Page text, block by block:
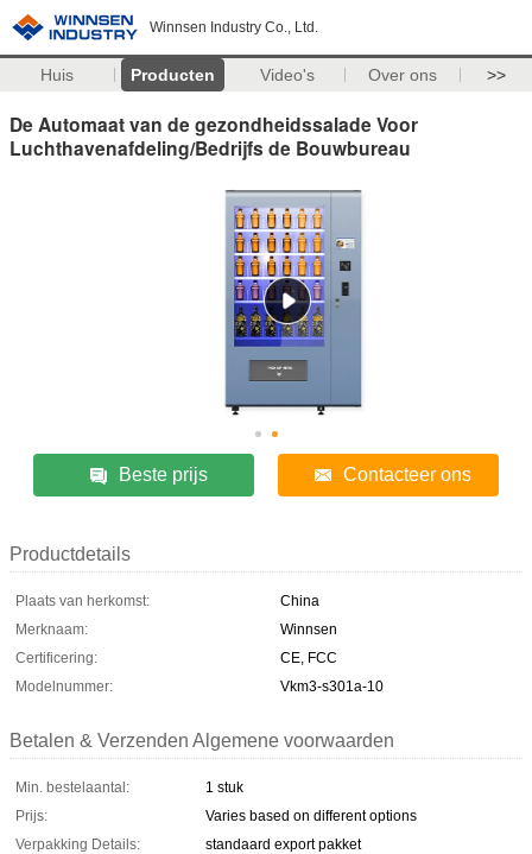
Winnsen Industry Co., Ltd.
Huis Producten Video's Over ons >>
De Automaat van de gezondheidssalade Voor
Luchthavenafdeling/Bedrijfs de Bouwbureau
Beste prijs Contacteer ons
Productdetails
Plaats van herkomst:
China
Merknaam:
Winnsen
Certificering:
CE, FCC
Modelnummer:
Vkm3-s301a-10
Betalen & Verzenden Algemene voorwaarden
Min. bestelaantal:
1 stuk
Prijs:
Varies based on different options
Verpakking Details:
standaard export pakket